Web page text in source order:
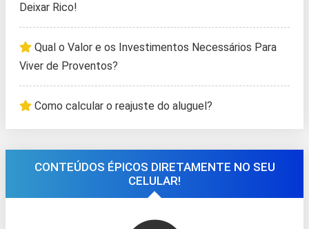
Deixar Rico!
Qual o Valor e os Investimentos Necessários Para
Viver de Proventos?
Como calcular o reajuste do aluguel?
CONTEÚDOS ÉPICOS DIRETAMENTE NO SEU
CELULAR!